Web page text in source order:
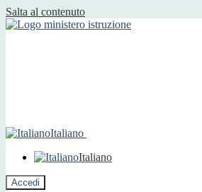
Salta al contenuto
Italiano
Italiano
Accedi